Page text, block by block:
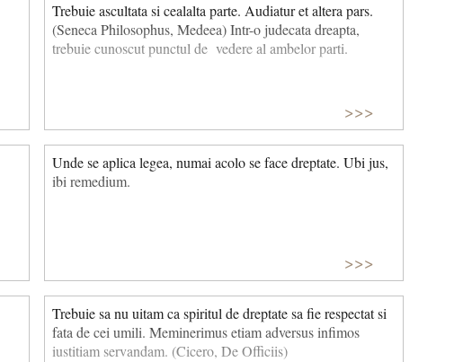
Trebuie ascultata si cealalta parte. Audiatur et altera pars.
(Seneca Philosophus, Medeea) Intr-o judecata dreapta,
trebuie cunoscut punctul de vedere al ambelor parti.
>>>
Unde se aplica legea, numai acolo se face dreptate. Ubi jus,
ibi remedium.
>>>
Trebuie sa nu uitam ca spiritul de dreptate sa fie respectat si
fata de cei umili. Meminerimus etiam adversus infimos
iustitiam servandam. (Cicero, De Officiis)